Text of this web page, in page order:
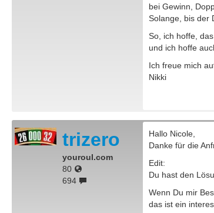
bei Gewinn,
Solange, bis der
So, ich hoffe,
und ich hoffe
Ich freue mich
Nikki
trizero
youroul.com
80
694
Hallo Nicole,
Danke für die
Edit:
Du hast den
Wenn Du mir
das ist ein